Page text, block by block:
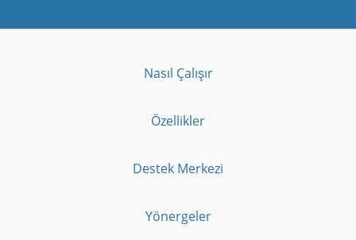
Nasıl Çalışır
Özellikler
Destek Merkezi
Yönergeler